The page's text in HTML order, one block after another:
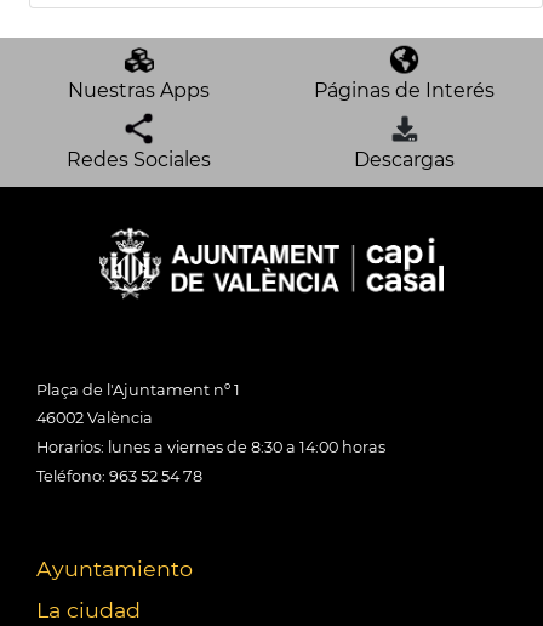
Nuestras Apps Páginas de Interés
Redes Sociales Descargas
Plaça de l'Ajuntament nº 1
46002 València
Horarios: lunes a viernes de 8:30 a 14:00 horas
Teléfono: 963 52 54 78
Ayuntamiento
La ciudad